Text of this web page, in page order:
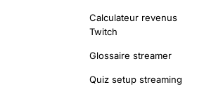
Calculateur revenus
Twitch
Glossaire streamer
Quiz setup streaming